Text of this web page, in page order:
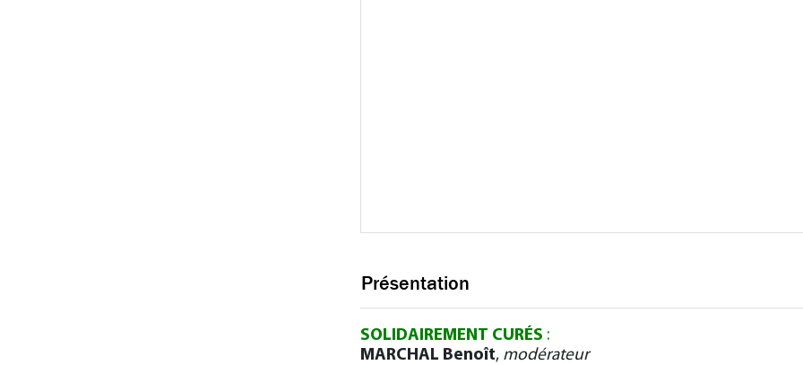
Présentation
SOLIDAIREMENT CURÉS :
MARCHAL Benoît, modérateur